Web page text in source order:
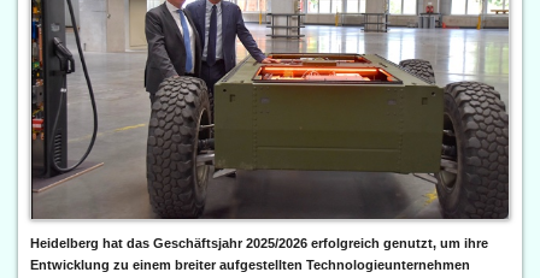
Heidelberg hat das Geschäftsjahr 2025/2026 erfolgreich genutzt, um ihre
Entwicklung zu einem breiter aufgestellten Technologieunternehmen